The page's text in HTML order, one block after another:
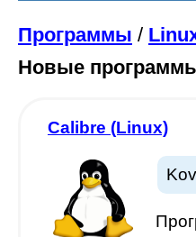
Программы /
Новые
Calibre (Linux)